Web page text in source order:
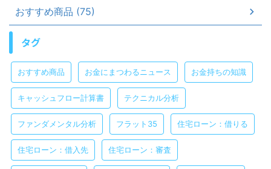
おすすめ商品 (75)
タグ
おすすめ商品 お金にまつわるニュース お金持ちの知識
キャッシュフロー計算書 テクニカル分析
ファンダメンタル分析 フラット35 住宅ローン：借りる
住宅ローン：借入先 住宅ローン：審査